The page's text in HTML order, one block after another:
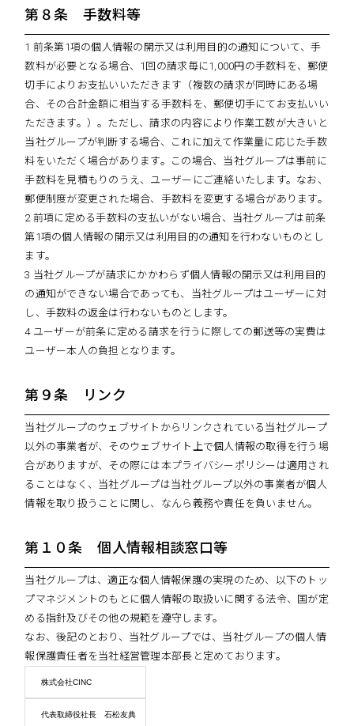
第８条 手数料等
1 前条第1項の個人情報の開示又は利用目的の通知について、手
数料が必要となる場合、1回の請求毎に1,000円の手数料を、郵便
切手によりお支払いいただきます（複数の請求が同時にある場
合、その合計金額に相当する手数料を、郵便切手にてお支払いい
ただきます。）。ただし、請求の内容により作業工数が大きいと
当社グループが判断する場合、これに加えて作業量に応じた手数
料をいただく場合があります。この場合、当社グループは事前に
手数料を見積もりのうえ、ユーザーにご連絡いたします。なお、
郵便制度が変更された場合、手数料を変更する場合があります。
2 前項に定める手数料の支払いがない場合、当社グループは前条
第1項の個人情報の開示又は利用目的の通知を行わないものとし
ます。
3 当社グループが請求にかかわらず個人情報の開示又は利用目的
の通知ができない場合であっても、当社グループはユーザーに対
し、手数料の返金は行わないものとします。
4 ユーザーが前条に定める請求を行うに際しての郵送等の実費は
ユーザー本人の負担となります。
第９条 リンク
当社グループのウェブサイトからリンクされている当社グループ
以外の事業者が、そのウェブサイト上で個人情報の取得を行う場
合がありますが、その際には本プライバシーポリシーは適用され
ることはなく、当社グループは当社グループ以外の事業者が個人
情報を取り扱うことに関し、なんら義務や責任を負いません。
第１０条 個人情報相談窓口等
当社グループは、適正な個人情報保護の実現のため、以下のトッ
プマネジメントのもとに個人情報の取扱いに関する法令、国が定
める指針及びその他の規範を遵守します。
なお、後記のとおり、当社グループでは、当社グループの個人情
報保護責任者を当社経営管理本部長と定めております。
株式会社CINC
代表取締役社長 石松友典